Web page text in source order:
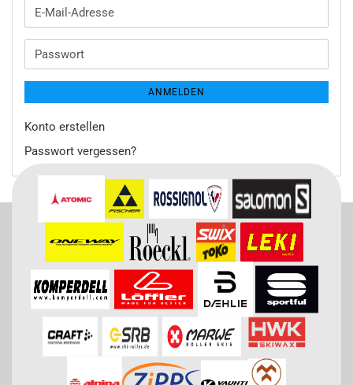
E-
Mail-
Passwort
ANMELDEN
Konto erstellen
Passwort vergessen?